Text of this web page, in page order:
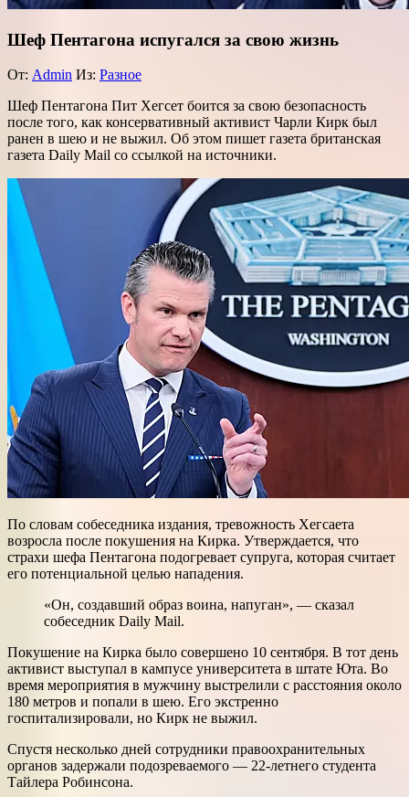
Шеф Пентагона испугался за свою жизнь
От: Admin Из: Разное
Шеф Пентагона Пит Хегсет боится за свою безопасность
после того, как консервативный активист Чарли Кирк был
ранен в шею и не выжил. Об этом пишет газета британская
газета Daily Mail со ссылкой на источники.
По словам собеседника издания, тревожность Хегсаета
возросла после покушения на Кирка. Утверждается, что
страхи шефа Пентагона подогревает супруга, которая считает
его потенциальной целью нападения.
«Он, создавший образ воина, напуган», — сказал
собеседник Daily Mail.
Покушение на Кирка было совершено 10 сентября. В тот день
активист выступал в кампусе университета в штате Юта. Во
время мероприятия в мужчину выстрелили с расстояния около
180 метров и попали в шею. Его экстренно
госпитализировали, но Кирк не выжил.
Спустя несколько дней сотрудники правоохранительных
органов задержали подозреваемого — 22-летнего студента
Тайлера Робинсона.